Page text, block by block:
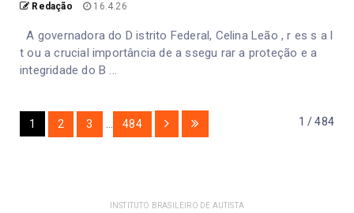
Redação 16.4.26
A governadora do D istrito Federal, Celina Leão , r es s a l
t ou a crucial importância de a ssegu rar a proteção e a
integridade do B ...
1 / 484
1 2 3 484
INSTITUTO BRASILEIRO DE AUTISTA